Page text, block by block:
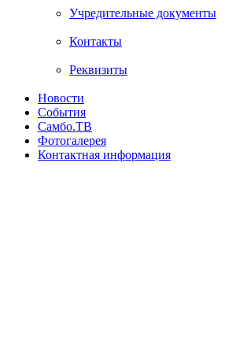
Учредительные документы
Контакты
Реквизиты
Новости
События
Самбо.ТВ
Фотогалерея
Контактная информация